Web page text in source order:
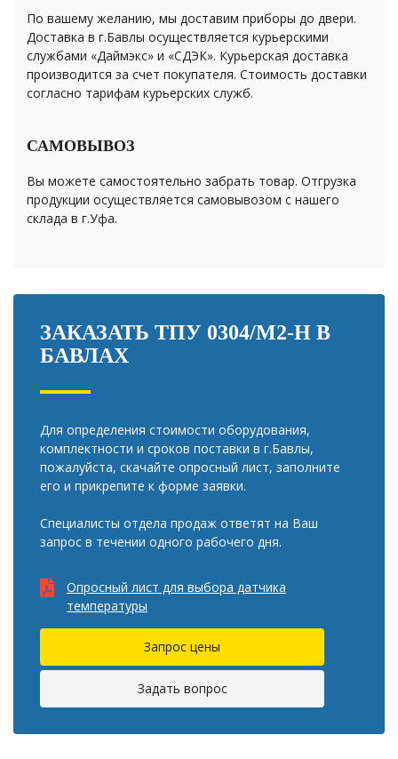
По вашему желанию, мы доставим приборы до двери.
Доставка в г.Бавлы осуществляется курьерскими
службами «Даймэкс» и «СДЭК». Курьерская доставка
производится за счет покупателя. Стоимость доставки
согласно тарифам курьерских служб.
САМОВЫВОЗ
Вы можете самостоятельно забрать товар. Отгрузка
продукции осуществляется самовывозом с нашего
склада в г.Уфа.
ЗАКАЗАТЬ ТПУ 0304/М2-H В
БАВЛАХ
Для определения стоимости оборудования,
комплектности и сроков поставки в г.Бавлы,
пожалуйста, скачайте опросный лист, заполните
его и прикрепите к форме заявки.
Специалисты отдела продаж ответят на Ваш
запрос в течении одного рабочего дня.
Опросный лист для выбора датчика
температуры
Запрос цены
Задать вопрос